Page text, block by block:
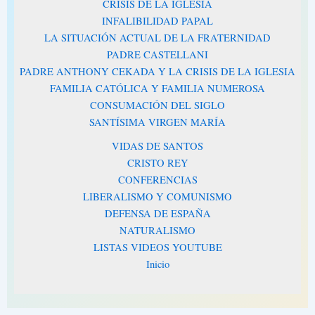
CRISIS DE LA IGLESIA
INFALIBILIDAD PAPAL
LA SITUACIÓN ACTUAL DE LA FRATERNIDAD
PADRE CASTELLANI
PADRE ANTHONY CEKADA Y LA CRISIS DE LA IGLESIA
FAMILIA CATÓLICA Y FAMILIA NUMEROSA
CONSUMACIÓN DEL SIGLO
SANTÍSIMA VIRGEN MARÍA
VIDAS DE SANTOS
CRISTO REY
CONFERENCIAS
LIBERALISMO Y COMUNISMO
DEFENSA DE ESPAÑA
NATURALISMO
LISTAS VIDEOS YOUTUBE
Inicio